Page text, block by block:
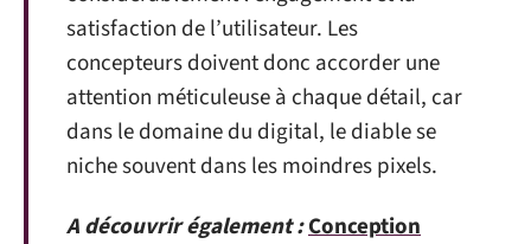
satisfaction de l’utilisateur. Les
concepteurs doivent donc accorder une
attention méticuleuse à chaque détail, car
dans le domaine du digital, le diable se
niche souvent dans les moindres pixels.
A découvrir également :Conception